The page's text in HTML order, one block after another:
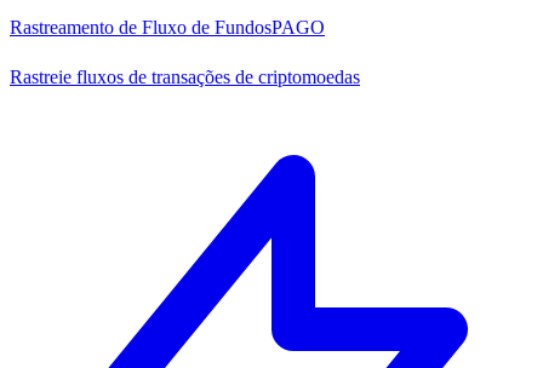
Rastreamento de Fluxo de FundosPAGO
Rastreie fluxos de transações de criptomoedas